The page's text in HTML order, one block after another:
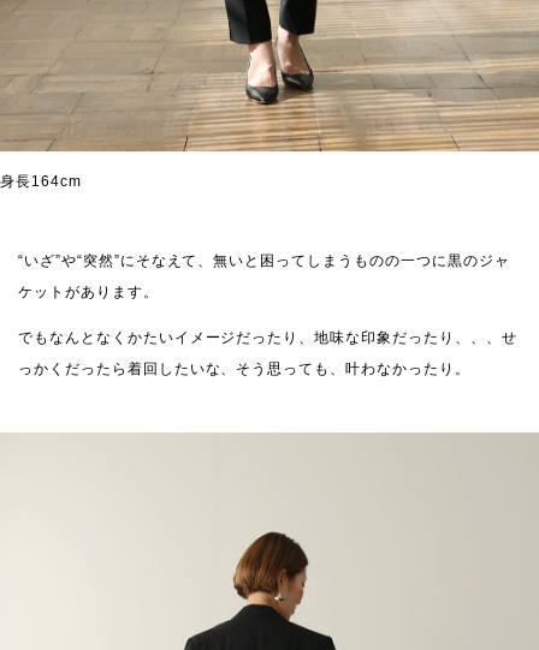
身長164cm
“いざ”や“突然”にそなえて、無いと困ってしまうものの一つに黒のジャ
ケットがあります。
でもなんとなくかたいイメージだったり、地味な印象だったり、、、せ
っかくだったら着回したいな、そう思っても、叶わなかったり。